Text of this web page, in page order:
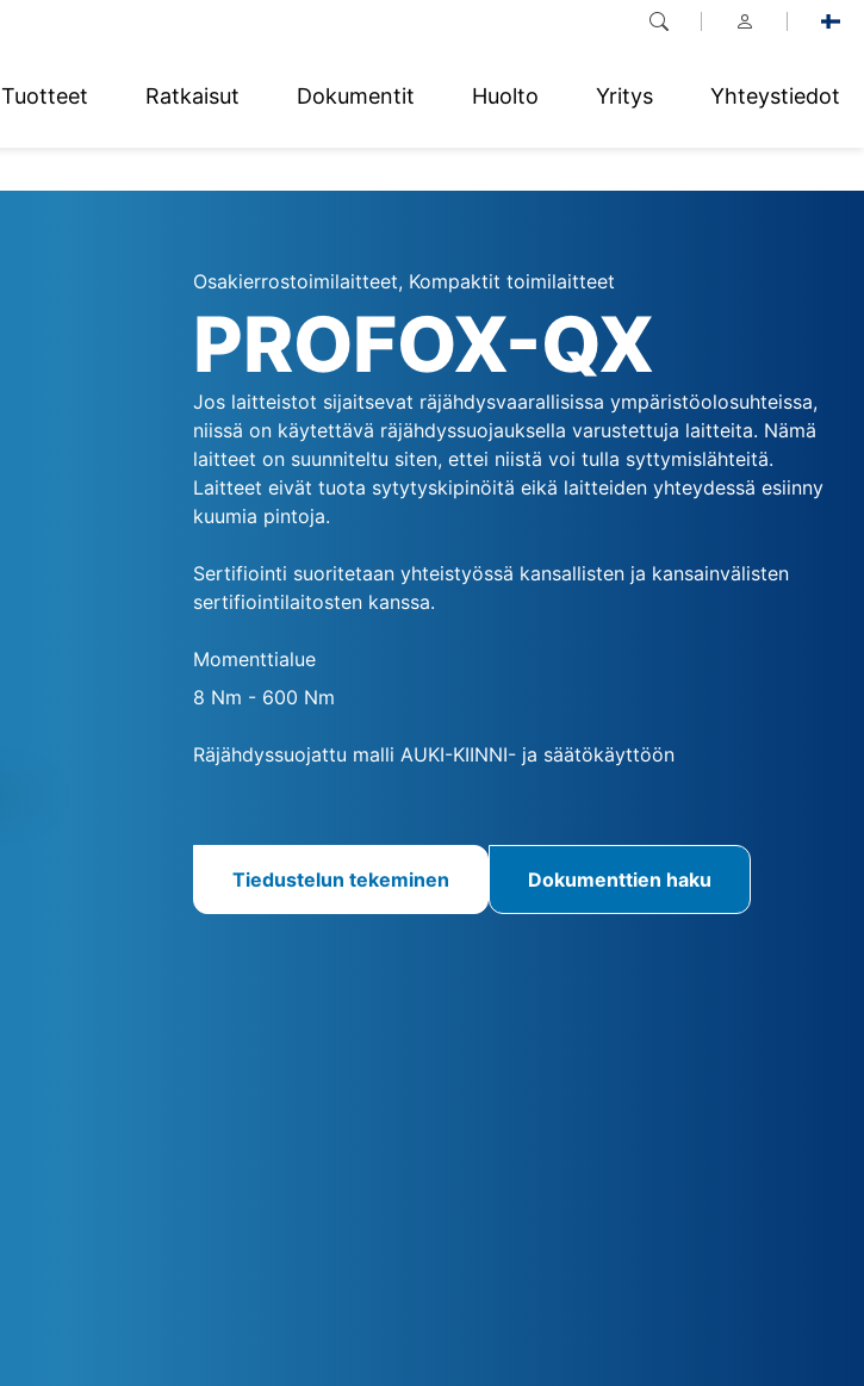
Tuotteet Ratkaisut Dokumentit Huolto Yritys Yhteystiedot
Deutsch
Osakierrostoimilaitteet, Kompaktit toimilaitteet
PROFOX-QX
Jos laitteistot sijaitsevat räjähdysvaarallisissa ympäristöolosuhteissa,
niissä on käytettävä räjähdyssuojauksella varustettuja laitteita. Nämä
laitteet on suunniteltu siten, ettei niistä voi tulla syttymislähteitä.
Laitteet eivät tuota sytytyskipinöitä eikä laitteiden yhteydessä esiinny
kuumia pintoja.
Sertifiointi suoritetaan yhteistyössä kansallisten ja kansainvälisten
sertifiointilaitosten kanssa.
Momenttialue
8 Nm - 600 Nm
Räjähdyssuojattu malli AUKI-KIINNI- ja säätökäyttöön
Tiedustelun tekeminen Dokumenttien haku